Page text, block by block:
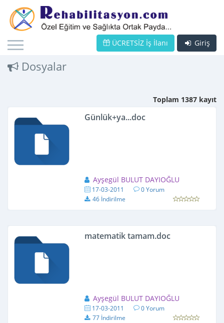
Giriş
ÜCRETSİZ İş İlanı
Dosyalar
Toplam 1387 kayıt
Günlük+ya...doc
Ayşegül BULUT DAYIOĞLU
17-03-2011
0 Yorum
46 İndirilme
matematik tamam.doc
Ayşegül BULUT DAYIOĞLU
17-03-2011
0 Yorum
77 İndirilme